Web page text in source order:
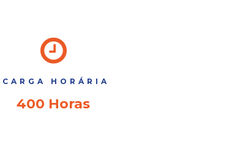
CARGA HORÁRIA
400 Horas